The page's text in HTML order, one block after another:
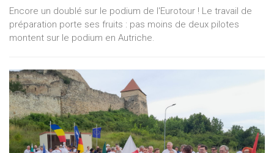
Encore un doublé sur le podium de l'Eurotour ! Le travail de
préparation porte ses fruits : pas moins de deux pilotes
montent sur le podium en Autriche.